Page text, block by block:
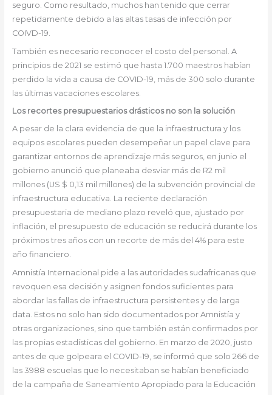
seguro. Como resultado, muchos han tenido que cerrar
repetidamente debido a las altas tasas de infección por
COIVD-19.
También es necesario reconocer el costo del personal. A
principios de 2021 se estimó que hasta 1.700 maestros habían
perdido la vida a causa de COVID-19, más de 300 solo durante
las últimas vacaciones escolares.
Los recortes presupuestarios drásticos no son la solución
A pesar de la clara evidencia de que la infraestructura y los
equipos escolares pueden desempeñar un papel clave para
garantizar entornos de aprendizaje más seguros, en junio el
gobierno anunció que planeaba desviar más de R2 mil
millones (US $ 0,13 mil millones) de la subvención provincial de
infraestructura educativa. La reciente declaración
presupuestaria de mediano plazo reveló que, ajustado por
inflación, el presupuesto de educación se reducirá durante los
próximos tres años con un recorte de más del 4% para este
año financiero.
Amnistía Internacional pide a las autoridades sudafricanas que
revoquen esa decisión y asignen fondos suficientes para
abordar las fallas de infraestructura persistentes y de larga
data. Estos no solo han sido documentados por Amnistía y
otras organizaciones, sino que también están confirmados por
las propias estadísticas del gobierno. En marzo de 2020, justo
antes de que golpeara el COVID-19, se informó que solo 266 de
las 3988 escuelas que lo necesitaban se habían beneficiado
de la campaña de Saneamiento Apropiado para la Educación